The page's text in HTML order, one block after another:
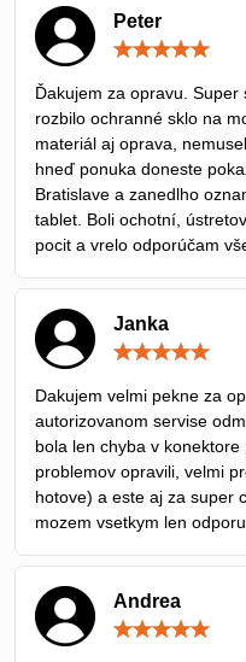
Peter
Ďakujem za opravu. Super
rozbilo ochranné sklo na
materiál aj oprava,
hneď ponuka doneste
Bratislave a zanedlho
tablet. Boli ochotní,
pocit a vrelo odporúčam
Janka
Dakujem velmi pekne za
autorizovanom servise
bola len chyba v
problemov opravili, velmi
hotove) a este aj za super
mozem vsetkym len
Andrea